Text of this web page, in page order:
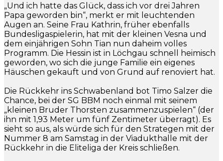
„Und ich hatte das Glück, dass ich vor drei Jahren
Papa geworden bin“, merkt er mit leuchtenden
Augen an. Seine Frau Kathrin, früher ebenfalls
Bundesligaspielerin, hat mit der kleinen Vesna und
dem einjährigen Sohn Tian nun daheim volles
Programm. Die Hessin ist in Löchgau schnell heimisch
geworden, wo sich die junge Familie ein eigenes
Häuschen gekauft und von Grund auf renoviert hat.
Die Rückkehr ins Schwabenland bot Timo Salzer die
Chance, bei der SG BBM noch einmal mit seinem
„kleinen Bruder Thorsten zusammenzuspielen“ (der
ihn mit 1,93 Meter um fünf Zentimeter überragt). Es
sieht so aus, als würde sich für den Strategen mit der
Nummer 8 am Samstag in der Viadukthalle mit der
Rückkehr in die Eliteliga der Kreis schließen.